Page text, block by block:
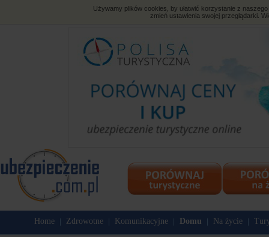
Używamy plików cookies, by ułatwić korzystanie z
zmień ustawienia swojej przeglądarki.
Home Zdrowotne Komunikacyjne Domu Na życie